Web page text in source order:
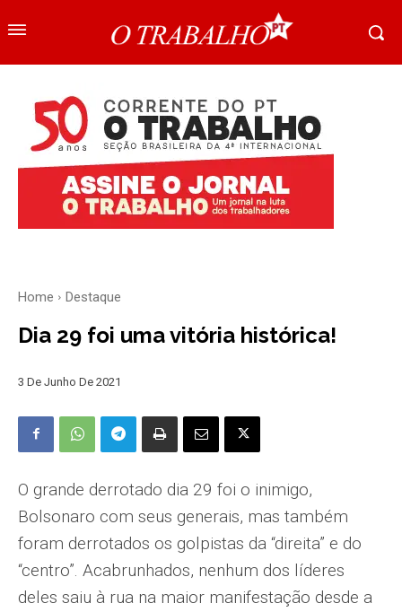
Home Destaque
Dia 29 foi uma vitória histórica!
3 De Junho De 2021
O grande derrotado dia 29 foi o inimigo,
Bolsonaro com seus generais, mas também
foram derrotados os golpistas da “direita” e do
“centro”. Acabrunhados, nenhum dos líderes
deles saiu à rua na maior manifestação desde a